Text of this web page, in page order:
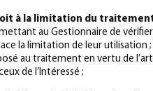
à la limitation du
au Gestionnaire de vérifier
la limitation de leur utilisation
au traitement en vertu de
de l’Intéressé ;